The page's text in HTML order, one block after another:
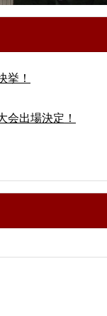
挙！
会出場決定！